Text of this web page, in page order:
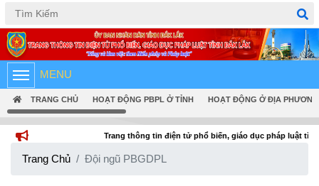
Tiếng Việt English
MENU
TRANG CHỦ HOẠT ĐỘNG PBPL Ở TỈNH HOẠT ĐỘNG Ở ĐỊA PHƯƠNG
Trang thông tin điện tử phổ biến, giáo dục pháp luật tỉnh Đắk Lắk
Trang Chủ Đội ngũ PBGDPL